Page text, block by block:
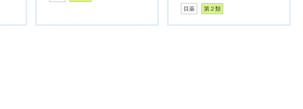
目薬 第２類